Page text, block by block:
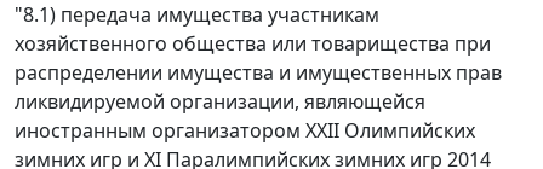
"8.1) передача имущества участникам
хозяйственного общества или товарищества при
распределении имущества и имущественных прав
ликвидируемой организации, являющейся
иностранным организатором XXII Олимпийских
зимних игр и XI Паралимпийских зимних игр 2014